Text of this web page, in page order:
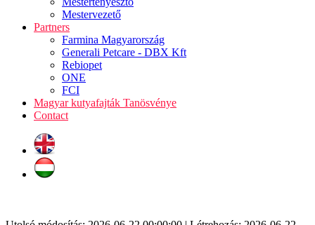
Mestervezető
Partners
Farmina Magyarország
Generali Petcare - DBX Kft
Rebiopet
ONE
FCI
Magyar kutyafajták Tanösvénye
Contact